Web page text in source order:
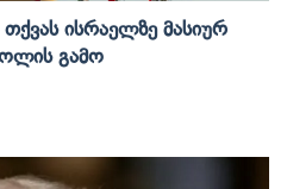
Ისრაელზე Მასიურ
Გამო